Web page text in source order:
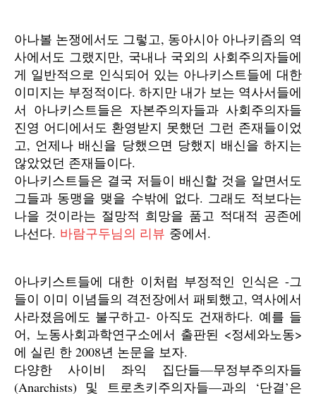
아나볼 논쟁에서도 그렇고, 동아시아 아나키즘의 역
사에서도 그랬지만, 국내나 국외의 사회주의자들에
게 일반적으로 인식되어 있는 아나키스트들에 대한
이미지는 부정적이다. 하지만 내가 보는 역사서들에
서 아나키스트들은 자본주의자들과 사회주의자들
진영 어디에서도 환영받지 못했던 그런 존재들이었
고, 언제나 배신을 당했으면 당했지 배신을 하지는
않았었던 존재들이다.
아나키스트들은 결국 저들이 배신할 것을 알면서도
그들과 동맹을 맺을 수밖에 없다. 그래도 적보다는
나을 것이라는 절망적 희망을 품고 적대적 공존에
나선다. 바람구두님의 리뷰 중에서.
아나키스트들에 대한 이처럼 부정적인 인식은 -그
들이 이미 이념들의 격전장에서 패퇴했고, 역사에서
사라졌음에도 불구하고- 아직도 건재하다. 예를 들
어, 노동사회과학연구소에서 출판된 <정세와노동>
에 실린 한 2008년 논문을 보자.
다양한 사이비 좌익 집단들―무정부주의자들
(Anarchists) 및 트로츠키주의자들―과의 ‘단결’은